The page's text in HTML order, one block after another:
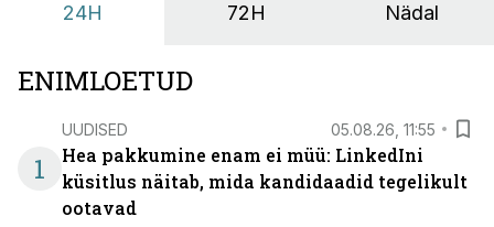
24H 72H Nädal
ENIMLOETUD
1
UUDISED 05.08.26, 11:55
Hea pakkumine enam ei müü: LinkedIni
küsitlus näitab, mida kandidaadid tegelikult
ootavad